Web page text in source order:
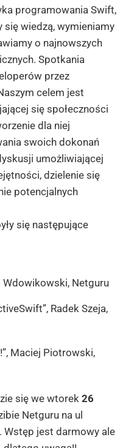
programowania Swift,
wiedzą, wymieniamy
o najnowszych
Spotkania
przez
celem jest
się społeczności
dla niej
swoich dokonań
umożliwiającej
dzielenie się
potencjalnych
się następujące
Wdowikowski, Netguru
Radek Szeja,
Maciej Piotrowski,
się we wtorek 26
Netguru na ul
Wstęp jest darmowy ale